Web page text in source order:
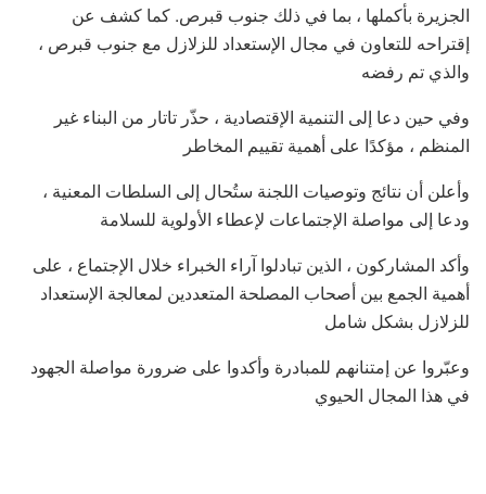
الجزيرة بأكملها ، بما في ذلك جنوب قبرص. كما كشف عن
إقتراحه للتعاون في مجال الإستعداد للزلازل مع جنوب قبرص ،
والذي تم رفضه
وفي حين دعا إلى التنمية الإقتصادية ، حذّر تاتار من البناء غير
المنظم ، مؤكدًا على أهمية تقييم المخاطر
وأعلن أن نتائج وتوصيات اللجنة ستُحال إلى السلطات المعنية ،
ودعا إلى مواصلة الإجتماعات لإعطاء الأولوية للسلامة
وأكد المشاركون ، الذين تبادلوا آراء الخبراء خلال الإجتماع ، على
أهمية الجمع بين أصحاب المصلحة المتعددين لمعالجة الإستعداد
للزلازل بشكل شامل
وعبّروا عن إمتنانهم للمبادرة وأكدوا على ضرورة مواصلة الجهود
في هذا المجال الحيوي